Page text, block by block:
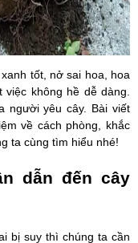
xanh tốt, nở sai hoa, hoa
không hề dễ dàng.
người yêu cây. Bài viết
về cách phòng, khắc
ta cùng tìm hiểu nhé!
dẫn đến cây
bị suy thì chúng ta cần